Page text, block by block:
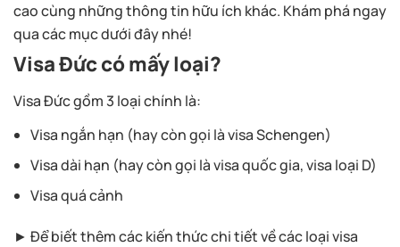
cao cùng những thông tin hữu ích khác. Khám phá ngay
qua các mục dưới đây nhé!
Visa Đức có mấy loại?
Visa Đức gồm 3 loại chính là:
Visa ngắn hạn (hay còn gọi là visa Schengen)
Visa dài hạn (hay còn gọi là visa quốc gia, visa loại D)
Visa quá cảnh
► Để biết thêm các kiến thức chi tiết về các loại visa